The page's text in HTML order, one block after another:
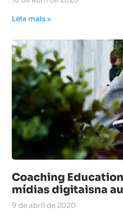
Leia mais »
Coaching
mídias digitaisna
9 de abril de 2020